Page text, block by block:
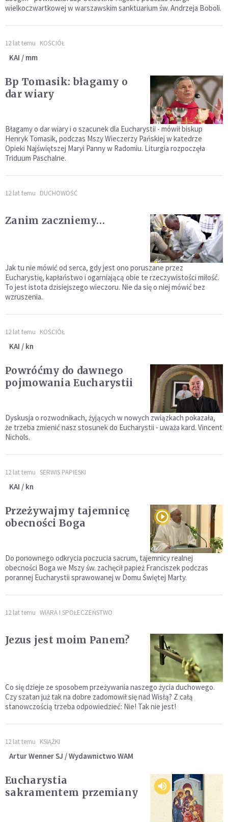
wielkoczwartkowej w warszawskim sanktuarium św. Andrzeja Boboli.
12 lat temu KOŚCIÓŁ
KAI / mm
Bp Tomasik: błagamy o
dar wiary
Błagamy o dar wiary i o szacunek dla Eucharystii - mówił biskup
Henryk Tomasik, podczas Mszy Wieczerzy Pańskiej w katedrze
Opieki Najświętszej Maryi Panny w Radomiu. Liturgia rozpoczęła
Triduum Paschalne.
12 lat temu DUCHOWOŚĆ
Zanim zaczniemy…
Jak tu nie mówić od serca, gdy jest ono poruszane przez
Eucharystię, kapłaństwo i ogarniającą obie te rzeczywistości miłość.
To jest istota dzisiejszego wieczoru. Nie da się o niej mówić bez
wzruszenia.
12 lat temu KOŚCIÓŁ
KAI / kn
Powróćmy do dawnego
pojmowania Eucharystii
Dyskusja o rozwodnikach, żyjących w nowych związkach pokazała,
że trzeba zmienić nasz stosunek do Eucharystii - uważa kard. Vincent
Nichols.
12 lat temu SERWIS PAPIESKI
KAI / kn
Przeżywajmy tajemnicę
obecności Boga
Do ponownego odkrycia poczucia sacrum, tajemnicy realnej
obecności Boga we Mszy św. zachęcił papież Franciszek podczas
porannej Eucharystii sprawowanej w Domu Świętej Marty.
12 lat temu WIARA I SPOŁECZEŃSTWO
Jezus jest moim Panem?
Co się dzieje ze sposobem przeżywania naszego życia duchowego.
Czy szatan już tak na dobre zadomowił się nad Wisłą? Z całą
stanowczością trzeba odpowiedzieć: Nie! Tak nie jest!
12 lat temu KSIĄŻKI
Artur Wenner SJ / Wydawnictwo WAM
Eucharystia
sakramentem przemiany